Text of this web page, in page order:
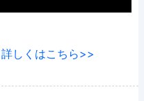
しくはこちら>>